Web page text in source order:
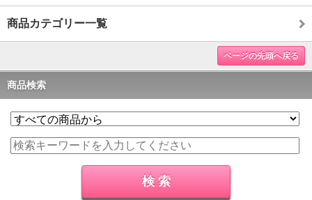
商品カテゴリー一覧
ページの先頭へ戻る
商品検索